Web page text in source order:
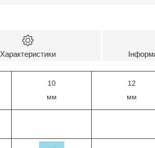
Характеристики
10
мм
12
мм